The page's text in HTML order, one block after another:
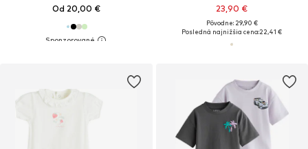
Od 20,00 € 23,90 €
Pôvodne: 29,90 €
Posledná najnižšia cena:22,41 €